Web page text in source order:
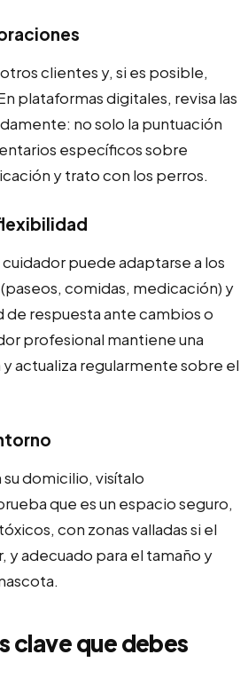
clientes y, si es posible,
plataformas digitales, revisa las
no solo la puntuación
específicos sobre
y trato con los perros.
puede adaptarse a los
comidas, medicación) y
respuesta ante cambios o
profesional mantiene una
actualiza regularmente sobre el
su domicilio, visítalo
que es un espacio seguro,
con zonas valladas si el
y adecuado para el tamaño y
clave que debes